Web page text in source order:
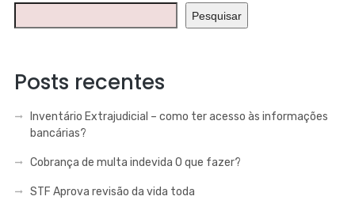
Pesquisar
Posts recentes
Inventário Extrajudicial – como ter acesso às informações
bancárias?
Cobrança de multa indevida O que fazer?
STF Aprova revisão da vida toda